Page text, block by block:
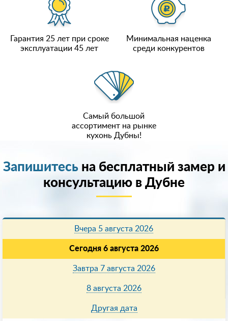
Гарантия 25 лет при сроке
эксплуатации 45 лет
Минимальная наценка
среди конкурентов
Самый большой
ассортимент на рынке
кухонь Дубны!
Запишитесьна бесплатный замер и
консультацию в Дубне
Вчера 5 августа 2026
Сегодня 6 августа 2026
Завтра 7 августа 2026
8 августа 2026
Другая дата